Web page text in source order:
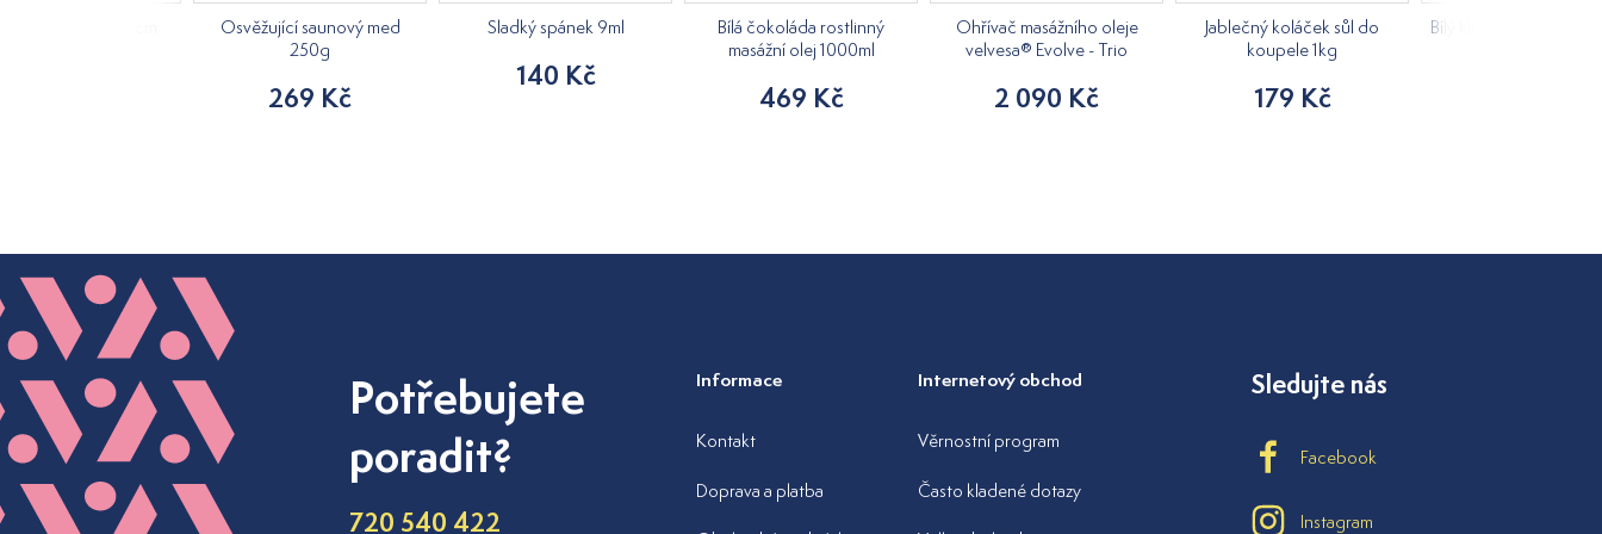
Osvěžující saunový med
250g
269 Kč
Sladký spánek 9ml
140 Kč
Bílá čokoláda rostlinný
masážní olej 1000ml
469 Kč
Ohřívač masážního oleje
velvesa® Evolve - Trio
2 090 Kč
Jablečný koláček sůl do
koupele 1kg
179 Kč
Bílý klobouk do sauny
Potřebujete
poradit?
720 540 422
Informace
Kontakt
Doprava a platba
Internetový obchod
Věrnostní program
Často kladené dotazy
Sledujte nás
Facebook
Instagram